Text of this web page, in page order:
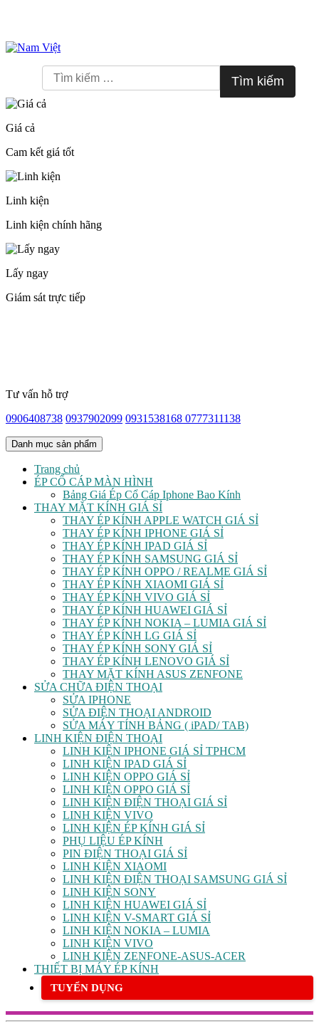
Skip
cho:
Giá cả
Cam kết giá tốt
Linh kiện
Linh kiện chính hãng
Lấy ngay
Giám sát trực tiếp
Tư vấn hỗ trợ
0906408738 0937902099 0931538168 0777311138
Danh mục sản phẩm
Trang chủ
ÉP CỔ CÁP MÀN HÌNH
Bảng Giá Ép Cổ Cáp Iphone Bao Kính
THAY MẶT KÍNH GIÁ SỈ
THAY ÉP KÍNH APPLE WATCH GIÁ SỈ
THAY ÉP KÍNH IPHONE GIÁ SỈ
THAY ÉP KÍNH IPAD GIÁ SỈ
THAY ÉP KÍNH SAMSUNG GIÁ SỈ
THAY ÉP KÍNH OPPO / REALME GIÁ SỈ
THAY ÉP KÍNH XIAOMI GIÁ SỈ
THAY ÉP KÍNH VIVO GIÁ SỈ
THAY ÉP KÍNH HUAWEI GIÁ SỈ
THAY ÉP KÍNH NOKIA – LUMIA GIÁ SỈ
THAY ÉP KÍNH LG GIÁ SỈ
THAY ÉP KÍNH SONY GIÁ SỈ
THAY ÉP KÍNH LENOVO GIÁ SỈ
THAY MẶT KÍNH ASUS ZENFONE
SỬA CHỮA ĐIỆN THOẠI
SỬA IPHONE
SỬA ĐIỆN THOẠI ANDROID
SỬA MÁY TÍNH BẢNG ( iPAD/ TAB)
LINH KIỆN ĐIỆN THOẠI
LINH KIỆN IPHONE GIÁ SỈ TPHCM
LINH KIỆN IPAD GIÁ SỈ
LINH KIỆN OPPO GIÁ SỈ
LINH KIỆN OPPO GIÁ SỈ
LINH KIỆN ĐIỆN THOẠI GIÁ SỈ
LINH KIỆN VIVO
LINH KIỆN ÉP KÍNH GIÁ SỈ
PHỤ LIỆU ÉP KÍNH
PIN ĐIỆN THOẠI GIÁ SỈ
LINH KIỆN XIAOMI
LINH KIỆN ĐIỆN THOẠI SAMSUNG GIÁ SỈ
LINH KIỆN SONY
LINH KIỆN HUAWEI GIÁ SỈ
LINH KIỆN V-SMART GIÁ SỈ
LINH KIỆN NOKIA – LUMIA
LINH KIỆN VIVO
LINH KIỆN ZENFONE-ASUS-ACER
THIẾT BỊ MÁY ÉP KÍNH
TUYỂN DỤNG